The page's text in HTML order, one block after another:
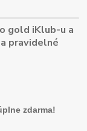
gold iKlub-u a
pravidelné
zdarma!